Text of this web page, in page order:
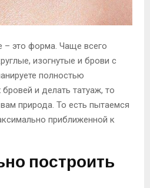
– это форма. Чаще всего
изогнутые и брови с
полностью
и делать татуаж, то
природа. То есть пытаемся
приближенной к
построить